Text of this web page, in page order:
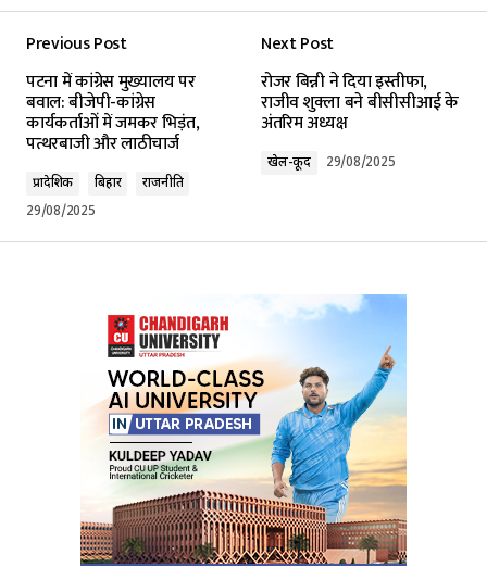
Required fields are marked*
Comment*
Your E-mail*
Submit Comment
Previous Post
पटना में कांग्रेस मुख्यालय पर
बवाल: बीजेपी-कांग्रेस
कार्यकर्ताओं में जमकर भिड़ंत,
पत्थरबाजी और लाठीचार्ज
प्रादेशिक बिहार
राजनीति
29/08/2025
Next Post
रोजर बिन्नी ने दिया इस्तीफा,
राजीव शुक्ला बने बीसीसीआई के
अंतरिम अध्यक्ष
खेल-कूद 29/08/2025